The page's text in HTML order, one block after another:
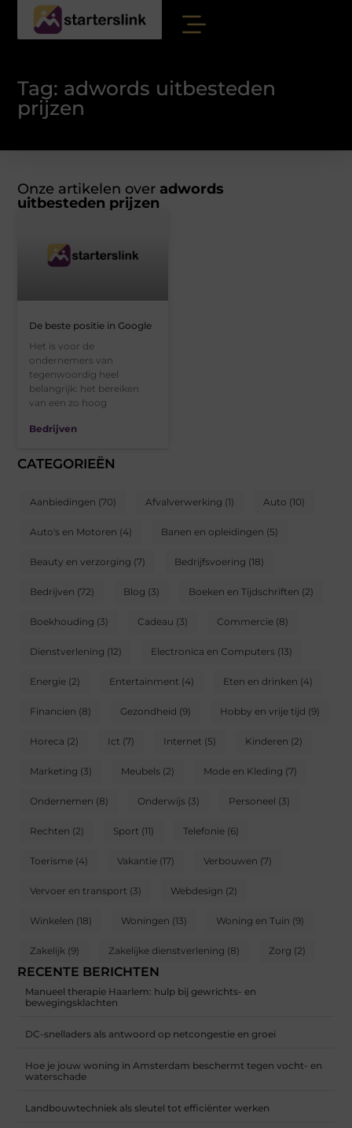
Tag: adwords uitbesteden
prijzen
Onze artikelen over adwords
uitbesteden prijzen
De beste positie in Google
Het is voor de
ondernemers van
tegenwoordig heel
belangrijk: het bereiken
van een zo hoog
Bedrijven
CATEGORIEËN
Aanbiedingen (70) Afvalverwerking (1) Auto (10)
Auto's en Motoren (4) Banen en opleidingen (5)
Beauty en verzorging (7) Bedrijfsvoering (18)
Bedrijven (72) Blog (3) Boeken en Tijdschriften (2)
Boekhouding (3) Cadeau (3) Commercie (8)
Dienstverlening (12) Electronica en Computers (13)
Energie (2) Entertainment (4) Eten en drinken (4)
Financien (8) Gezondheid (9) Hobby en vrije tijd (9)
Horeca (2) Ict (7) Internet (5) Kinderen (2)
Marketing (3) Meubels (2) Mode en Kleding (7)
Ondernemen (8) Onderwijs (3) Personeel (3)
Rechten (2) Sport (11) Telefonie (6)
Toerisme (4) Vakantie (17) Verbouwen (7)
Vervoer en transport (3) Webdesign (2)
Winkelen (18) Woningen (13) Woning en Tuin (9)
Zakelijk (9) Zakelijke dienstverlening (8) Zorg (2)
RECENTE BERICHTEN
Manueel therapie Haarlem: hulp bij gewrichts- en
bewegingsklachten
DC-snelladers als antwoord op netcongestie en groei
Hoe je jouw woning in Amsterdam beschermt tegen vocht- en
waterschade
Landbouwtechniek als sleutel tot efficiënter werken